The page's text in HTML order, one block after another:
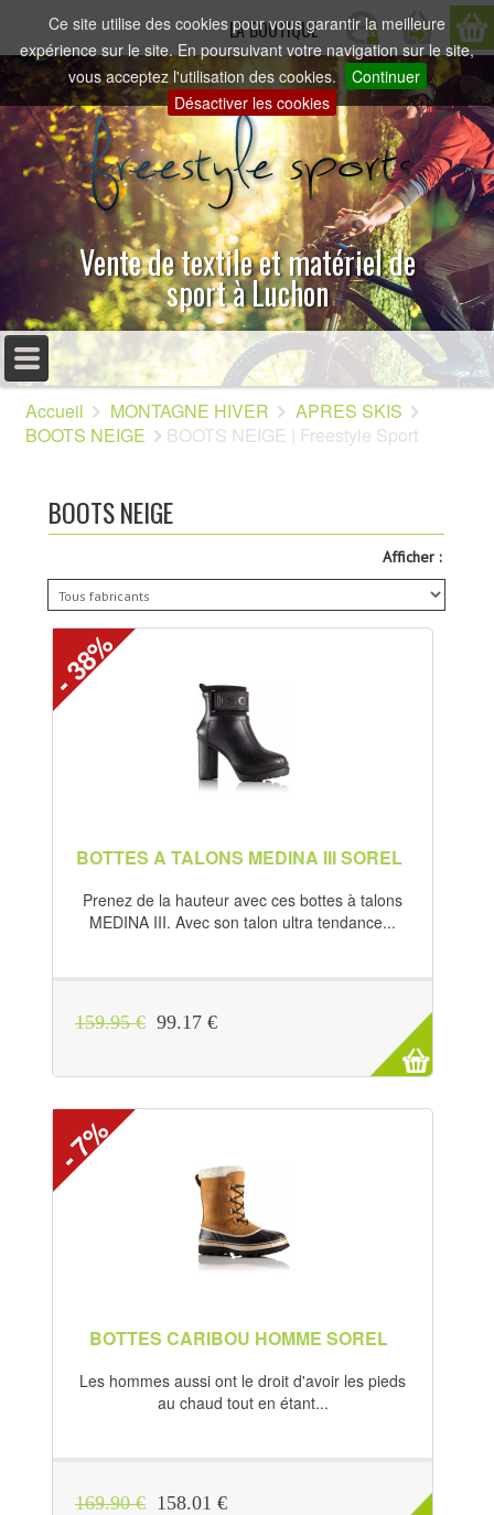
Ce site utilise des cookies pour vous garantir la meilleure
expérience sur le site. En poursuivant votre navigation sur le site,
vous acceptez l'utilisation des cookies.
Continuer
Désactiver les cookies
LA BOUTIQUE
Vente de textile et matériel de
sport à Luchon
MENU PRINCIPAL
ACCUEIL
NOTRE CATALOGUE
CRÉER UN COMPTE
PHOTOS
LIENS UTILES
CONTACTEZ-NOUS
Accueil MONTAGNE HIVER
APRES SKIS
BOOTS NEIGE
BOOTS NEIGE | Freestyle Sport
BOOTS NEIGE
Afficher :
- 38%
BOTTES A TALONS MEDINA III SOREL
Prenez de la hauteur avec ces bottes à talons
MEDINA III. Avec son talon ultra tendance...
159.95 € 99.17 €
- 7%
BOTTES CARIBOU HOMME SOREL
Les hommes aussi ont le droit d'avoir les pieds
au chaud tout en étant...
169.90 € 158.01 €